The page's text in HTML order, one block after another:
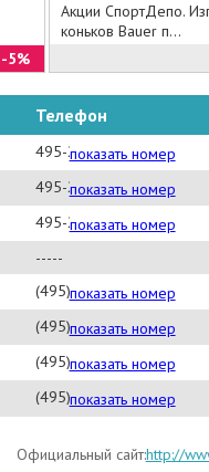
-5%
Акции СпортДепо.
коньков Bauer п...
Телефон
495-225-02-05
показать номер
495-223-02-63
показать номер
495-286-85-25
показать номер
-----
(495)225-05-45
показать номер
(495)223 02 92
показать номер
(495)223 02 53
показать номер
(495) 223 02 63
показать номер
Официальный сайт:http://